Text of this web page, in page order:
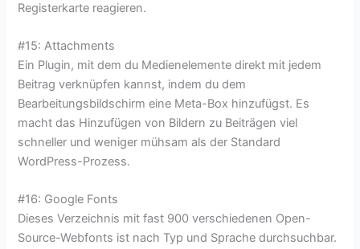
Registerkarte reagieren.
#15: Attachments
Ein Plugin, mit dem du Medienelemente direkt mit jedem
Beitrag verknüpfen kannst, indem du dem
Bearbeitungsbildschirm eine Meta-Box hinzufügst. Es
macht das Hinzufügen von Bildern zu Beiträgen viel
schneller und weniger mühsam als der Standard
WordPress-Prozess.
#16: Google Fonts
Dieses Verzeichnis mit fast 900 verschiedenen Open-
Source-Webfonts ist nach Typ und Sprache durchsuchbar.